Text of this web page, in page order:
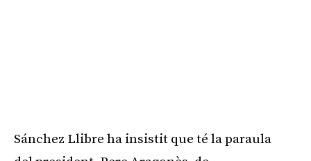
Sánchez Llibre ha insistit que té la paraula